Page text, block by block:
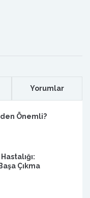
Yorumlar
Önemli?
Çıkma